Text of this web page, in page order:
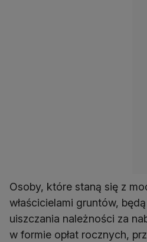
Osoby, które staną się z
właścicielami gruntów,
uiszczania należności za
w formie opłat rocznych,